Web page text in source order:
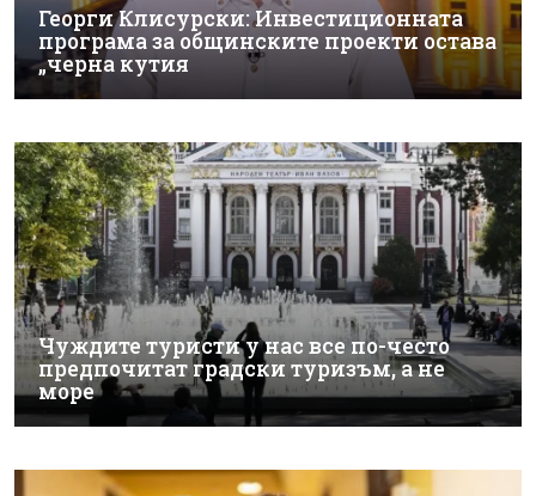
Георги Клисурски: Инвестиционната
програма за общинските проекти остава
„черна кутия
Чуждите туристи у нас все по-често
предпочитат градски туризъм, а не
море